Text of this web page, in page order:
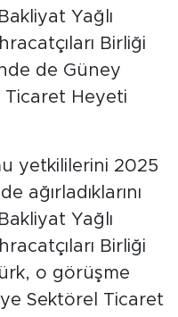
Yağlı
Birliği
de Güney
Ticaret Heyeti
yetkililerini 2025
ağırladıklarını
Yağlı
Birliği
o görüşme
Sektörel Ticaret